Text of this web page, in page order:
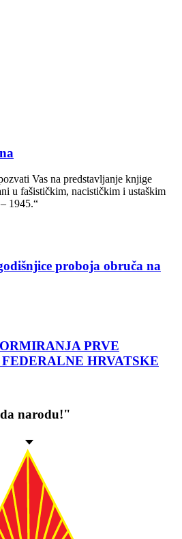
Vas na predstavljanje knjige
u fašističkim, nacističkim i ustaškim
1945.“
proboja obruča na
PRVE
HRVATSKE
narodu!"